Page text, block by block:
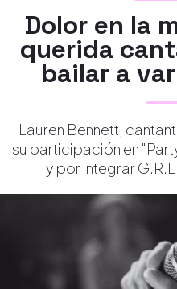
Dolor en la
querida
bailar a
Lauren Bennett,
su participación en
y por integrar